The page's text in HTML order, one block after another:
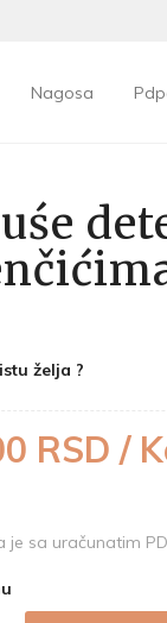
Nagosa
želja ?
RSD /
je sa uračunatim